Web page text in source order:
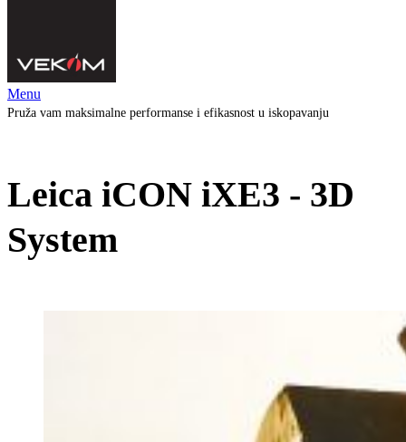
Menu
Pruža vam maksimalne performanse i efikasnost u iskopavanju
Leica iCON iXE3 - 3D
System